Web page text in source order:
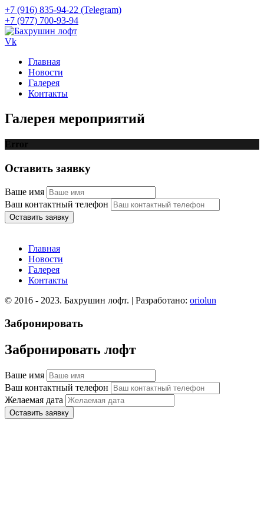
+7 (916) 835-94-22 (Telegram)
+7 (977) 700-93-94
Vk
Главная
Новости
Галерея
Контакты
Галерея мероприятий
Error
Оставить заявку
Ваше имя
Ваш контактный телефон
Оставить заявку
Главная
Новости
Галерея
Контакты
© 2016 - 2023. Бахрушин лофт. | Разработано: oriolun
Забронировать
Забронировать лофт
Ваше имя
Ваш контактный телефон
Желаемая дата
Оставить заявку